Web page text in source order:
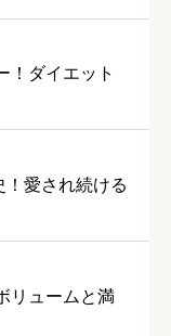
！ダイエット
愛され続ける
リュームと満